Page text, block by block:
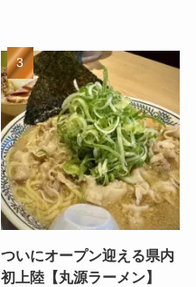
ついにオープン迎える県内
初上陸【丸源ラーメン】